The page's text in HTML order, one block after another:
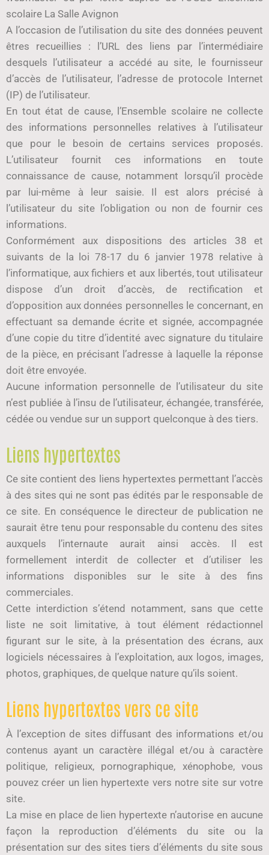
scolaire La Salle Avignon
A l’occasion de l’utilisation du site des données peuvent
êtres recueillies : l’URL des liens par l’intermédiaire
desquels l’utilisateur a accédé au site, le fournisseur
d’accès de l’utilisateur, l’adresse de protocole Internet
(IP) de l’utilisateur.
En tout état de cause, l’Ensemble scolaire ne collecte
des informations personnelles relatives à l’utilisateur
que pour le besoin de certains services proposés.
L’utilisateur fournit ces informations en toute
connaissance de cause, notamment lorsqu’il procède
par lui-même à leur saisie. Il est alors précisé à
l’utilisateur du site l’obligation ou non de fournir ces
informations.
Conformément aux dispositions des articles 38 et
suivants de la loi 78-17 du 6 janvier 1978 relative à
l’informatique, aux fichiers et aux libertés, tout utilisateur
dispose d’un droit d’accès, de rectification et
d’opposition aux données personnelles le concernant, en
effectuant sa demande écrite et signée, accompagnée
d’une copie du titre d’identité avec signature du titulaire
de la pièce, en précisant l’adresse à laquelle la réponse
doit être envoyée.
Aucune information personnelle de l’utilisateur du site
n’est publiée à l’insu de l’utilisateur, échangée, transférée,
cédée ou vendue sur un support quelconque à des tiers.
Liens hypertextes
Ce site contient des liens hypertextes permettant l’accès
à des sites qui ne sont pas édités par le responsable de
ce site. En conséquence le directeur de publication ne
saurait être tenu pour responsable du contenu des sites
auxquels l’internaute aurait ainsi accès. Il est
formellement interdit de collecter et d’utiliser les
informations disponibles sur le site à des fins
commerciales.
Cette interdiction s’étend notamment, sans que cette
liste ne soit limitative, à tout élément rédactionnel
figurant sur le site, à la présentation des écrans, aux
logiciels nécessaires à l’exploitation, aux logos, images,
photos, graphiques, de quelque nature qu’ils soient.
Liens hypertextes vers ce site
À l’exception de sites diffusant des informations et/ou
contenus ayant un caractère illégal et/ou à caractère
politique, religieux, pornographique, xénophobe, vous
pouvez créer un lien hypertexte vers notre site sur votre
site.
La mise en place de lien hypertexte n’autorise en aucune
façon la reproduction d’éléments du site ou la
présentation sur des sites tiers d’éléments du site sous